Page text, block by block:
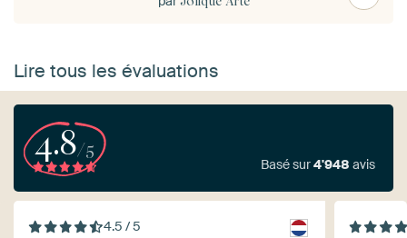
Lire tous les évaluations
4.8/5
Basé sur4'948 avis
4.5 / 5